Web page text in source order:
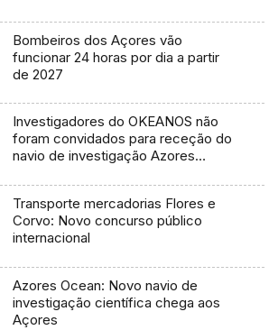
Bombeiros dos Açores vão
funcionar 24 horas por dia a partir
de 2027
Investigadores do OKEANOS não
foram convidados para receção do
navio de investigação Azores
Transporte mercadorias Flores e
Corvo: Novo concurso público
internacional
Azores Ocean: Novo navio de
investigação científica chega aos
Açores